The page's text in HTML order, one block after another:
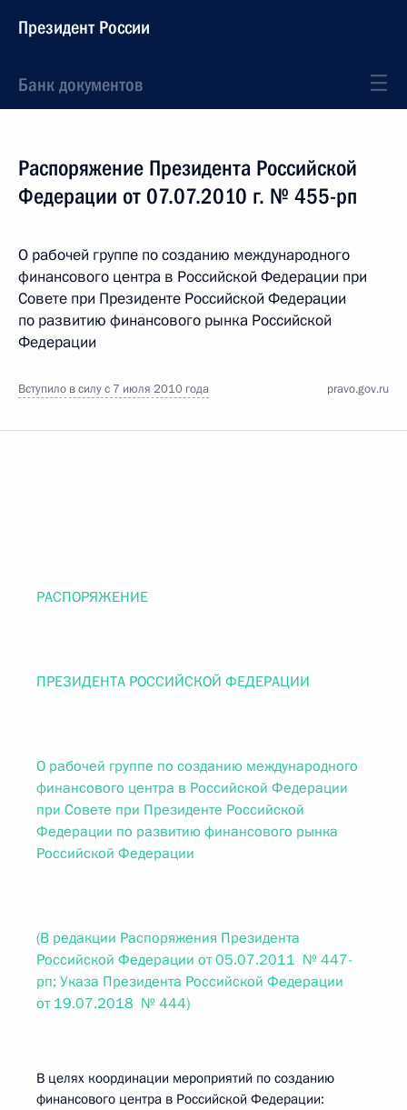
Президент России
Банк документов
Распоряжение Президента Российской
Федерации от 07.07.2010 г. № 455-рп
О рабочей группе по созданию международного
финансового центра в Российской Федерации при
Совете при Президенте Российской Федерации
по развитию финансового рынка Российской
Федерации
Вступило в силу с 7 июля 2010 года pravo.gov.ru
РАСПОРЯЖЕНИЕ
ПРЕЗИДЕНТА РОССИЙСКОЙ ФЕДЕРАЦИИ
О рабочей группе по созданию международного
финансового центра в Российской Федерации
при Совете при Президенте Российской
Федерации по развитию финансового рынка
Российской Федерации
(В редакции Распоряжения Президента
Российской Федерации от 05.07.2011 № 447-
рп; Указа Президента Российской Федерации
от 19.07.2018 № 444)
В целях координации мероприятий по созданию
финансового центра в Российской Федерации: